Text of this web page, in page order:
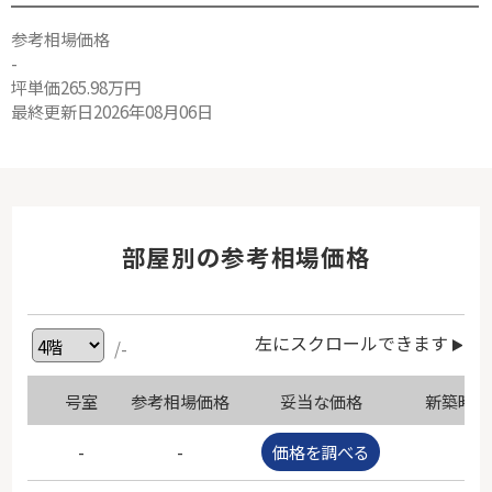
参考相場価格
-
坪単価265.98万円
最終更新日2026年08月06日
部屋別の参考相場価格
/- 左にスクロールできます
号室 参考相場価格 妥当な価格 新築時
- - 価格を調べる